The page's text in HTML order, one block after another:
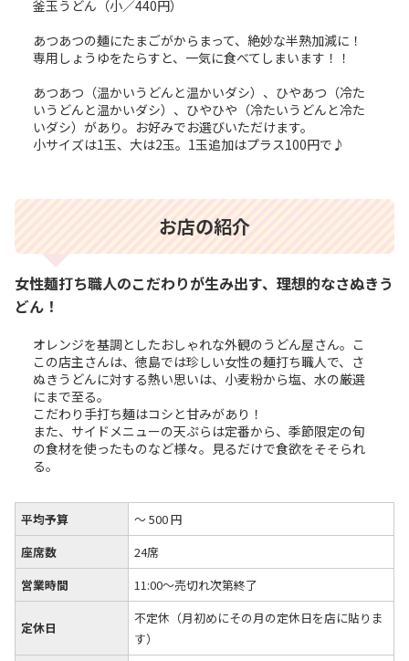
釜玉うどん（小／440円）
あつあつの麺にたまごがからまって、絶妙な半熟加減に！
専用しょうゆをたらすと、一気に食べてしまいます！！
あつあつ（温かいうどんと温かいダシ）、ひやあつ（冷た
いうどんと温かいダシ）、ひやひや（冷たいうどんと冷た
いダシ）があり。お好みでお選びいただけます。
小サイズは1玉、大は2玉。1玉追加はプラス100円で♪
お店の紹介
女性麺打ち職人のこだわりが生み出す、理想的なさぬきう
どん！
オレンジを基調としたおしゃれな外観のうどん屋さん。こ
この店主さんは、徳島では珍しい女性の麺打ち職人で、さ
ぬきうどんに対する熱い思いは、小麦粉から塩、水の厳選
にまで至る。
こだわり手打ち麺はコシと甘みがあり！
また、サイドメニューの天ぷらは定番から、季節限定の旬
の食材を使ったものなど様々。見るだけで食欲をそそられ
る。
平均予算
～ 500 円
座席数
24席
営業時間
11:00～売切れ次第終了
定休日
不定休（月初めにその月の定休日を店に貼りま
す）